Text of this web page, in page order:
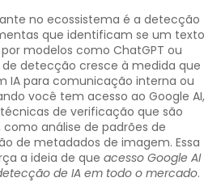
no ecossistema é a detecção
que identificam se um texto
modelos como ChatGPT ou
de detecção cresce à medida que
IA para comunicação interna ou
você tem acesso ao Google AI,
de verificação que são
como análise de padrões de
de metadados de imagem. Essa
a ideia de que acesso Google AI
de IA em todo o mercado.